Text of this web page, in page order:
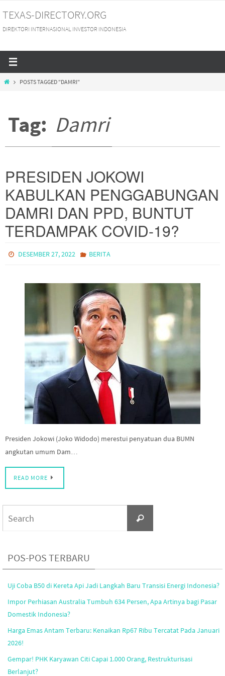
to
content
TEXAS-DIRECTORY.ORG
DIREKTORI INTERNASIONAL INVESTOR INDONESIA
HOMEPOSTS TAGGED "DAMRI"
Tag: Damri
PRESIDEN JOKOWI
KABULKAN PENGGABUNGAN
DAMRI DAN PPD, BUNTUT
TERDAMPAK COVID-19?
DESEMBER 27, 2022 BERITA
Presiden Jokowi (Joko Widodo) merestui penyatuan dua BUMN
angkutan umum Dam…
READ MORE
Search
POS-POS TERBARU
Uji Coba B50 di Kereta Api Jadi Langkah Baru Transisi Energi Indonesia?
Impor Perhiasan Australia Tumbuh 634 Persen, Apa Artinya bagi Pasar
Domestik Indonesia?
Harga Emas Antam Terbaru: Kenaikan Rp67 Ribu Tercatat Pada Januari
2026!
Gempar! PHK Karyawan Citi Capai 1.000 Orang, Restrukturisasi
Berlanjut?